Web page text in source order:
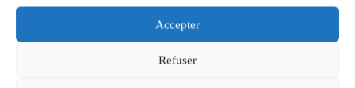
Accepter
Refuser
l’inviter à une fête.